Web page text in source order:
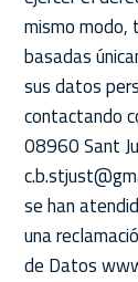
mismo modo,
basadas
sus datos
contactando
08960 Sant
se han
una
de Datos